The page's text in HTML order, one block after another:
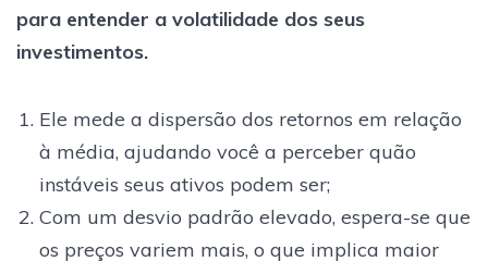
para entender a volatilidade dos seus
investimentos.
Ele mede a dispersão dos retornos em relação
à média, ajudando você a perceber quão
instáveis seus ativos podem ser;
Com um desvio padrão elevado, espera-se que
os preços variem mais, o que implica maior